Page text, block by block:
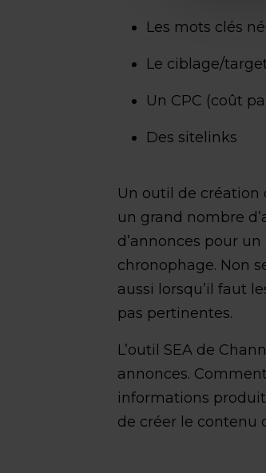
Les mots clés
Le ciblage/
Un CPC (coût
Des sitelinks
Un outil de création
un grand nombre
d’annonces pour
chronophage. Non
aussi lorsqu’il faut
pas pertinentes.
L’outil SEA de
annonces.
informations
de créer le contenu